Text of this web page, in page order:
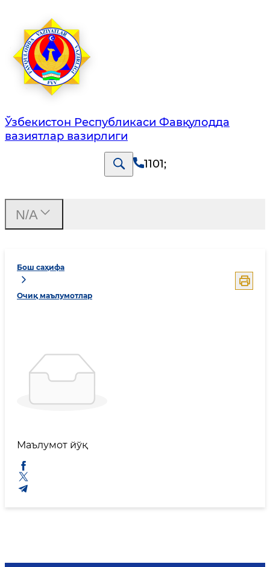
Ўзбекистон Республикаси Фавқулодда
вазиятлар вазирлиги
1101;
Бош саҳифа
Очиқ маълумотлар
Маълумот йўқ
N/A